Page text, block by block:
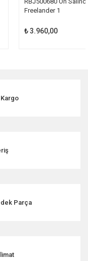
Freelander 1
₺ 3.960,00
Parça